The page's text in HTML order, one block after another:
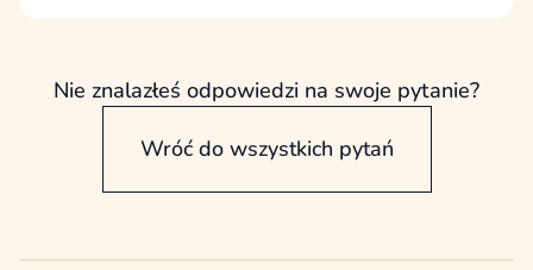
Nie znalazłeś odpowiedzi na swoje pytanie?
Wróć do wszystkich pytań